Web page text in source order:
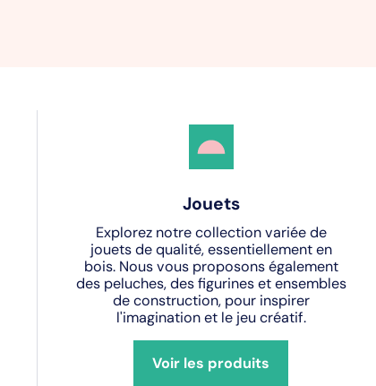
Jouets
Explorez notre collection variée de
jouets de qualité, essentiellement en
bois. Nous vous proposons également
des peluches, des figurines et ensembles
de construction, pour inspirer
l'imagination et le jeu créatif.
Voir les produits